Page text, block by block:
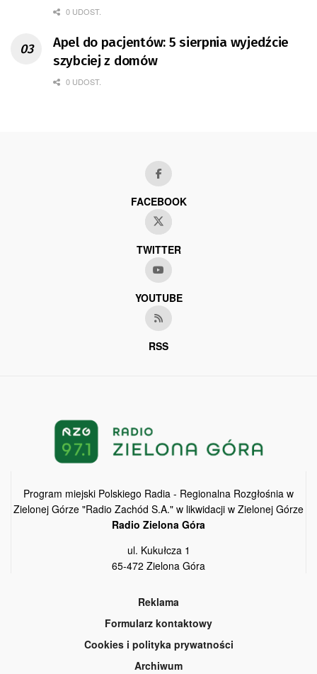
0 UDOST.
Apel do pacjentów: 5 sierpnia wyjedźcie
szybciej z domów
0 UDOST.
FACEBOOK
TWITTER
YOUTUBE
RSS
Program miejski Polskiego Radia - Regionalna Rozgłośnia w
Zielonej Górze "Radio Zachód S.A." w likwidacji w Zielonej Górze
Radio Zielona Góra
ul. Kukułcza 1
65-472 Zielona Góra
Reklama
Formularz kontaktowy
Cookies i polityka prywatności
Archiwum